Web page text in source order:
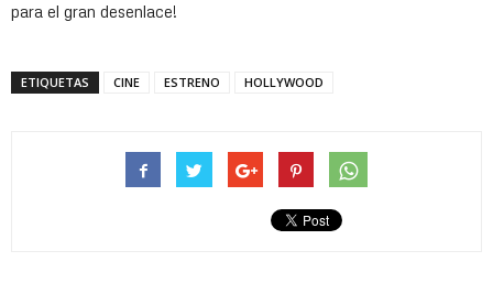
para el gran desenlace!
ETIQUETAS CINE ESTRENO HOLLYWOOD